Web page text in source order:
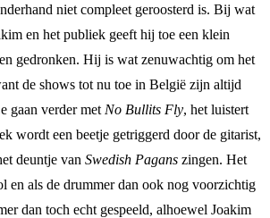
niet compleet geroosterd is. Bij wat
en het publiek geeft hij toe een klein
gedronken. Hij is wat zenuwachtig om het
de shows tot nu toe in België zijn altijd
gaan verder met No Bullits Fly, het luistert
wordt een beetje getriggerd door de gitarist,
deuntje van Swedish Pagans zingen. Het
en als de drummer dan ook nog voorzichtig
dan toch echt gespeeld, alhoewel Joakim